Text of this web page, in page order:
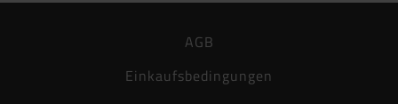
AGB
Einkaufsbedingungen